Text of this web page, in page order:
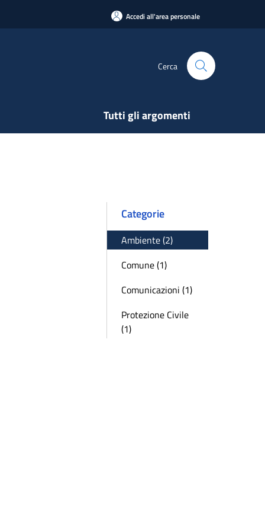
Accedi all'area personale
Cerca
Tutti gli argomenti
Categorie
Ambiente (2)
Comune (1)
Comunicazioni (1)
Protezione Civile
(1)